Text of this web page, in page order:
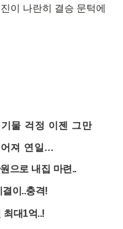
이 나란히 결승 문턱에